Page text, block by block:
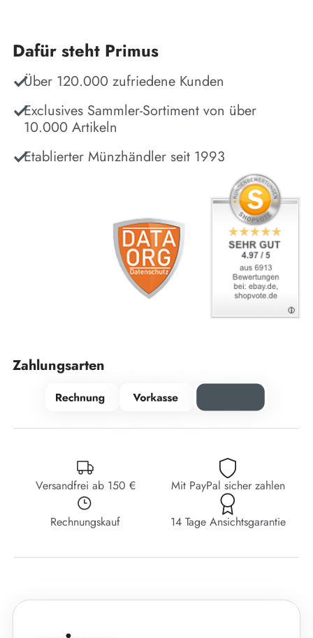
Dafür steht Primus
Über 120.000 zufriedene Kunden
Exclusives Sammler-Sortiment von über
10.000 Artikeln
Etablierter Münzhändler seit 1993
Zahlungsarten
Versandfrei ab 150 € Mit PayPal sicher zahlen
Rechnungskauf 14 Tage Ansichtsgarantie